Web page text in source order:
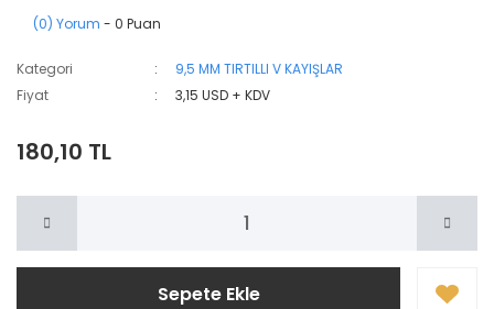
(0) Yorum - 0 Puan
Kategori
9,5 MM TIRTILLI V KAYIŞLAR
Fiyat
3,15 USD + KDV
180,10 TL
Sepete Ekle